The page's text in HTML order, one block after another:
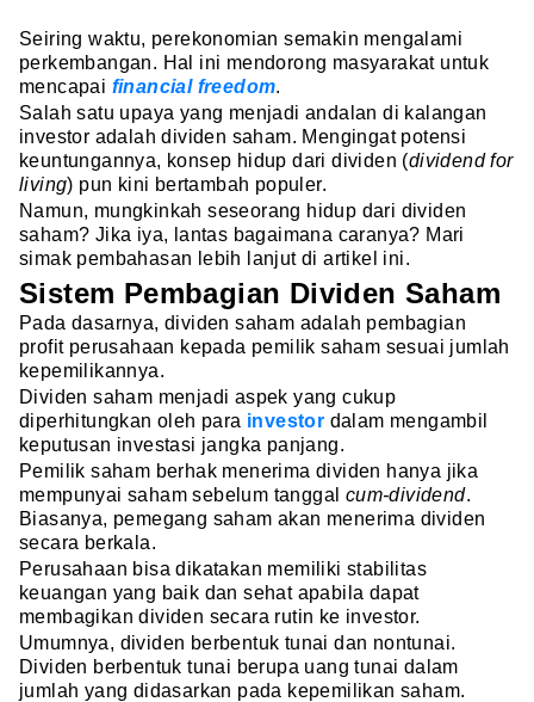
Seiring waktu, perekonomian semakin mengalami
perkembangan. Hal ini mendorong masyarakat untuk
mencapai financial freedom.
Salah satu upaya yang menjadi andalan di kalangan
investor adalah dividen saham. Mengingat potensi
keuntungannya, konsep hidup dari dividen (dividend for
living) pun kini bertambah populer.
Namun, mungkinkah seseorang hidup dari dividen
saham? Jika iya, lantas bagaimana caranya? Mari
simak pembahasan lebih lanjut di artikel ini.
Sistem Pembagian Dividen Saham
Pada dasarnya, dividen saham adalah pembagian
profit perusahaan kepada pemilik saham sesuai jumlah
kepemilikannya.
Dividen saham menjadi aspek yang cukup
diperhitungkan oleh para investor dalam mengambil
keputusan investasi jangka panjang.
Pemilik saham berhak menerima dividen hanya jika
mempunyai saham sebelum tanggal cum-dividend.
Biasanya, pemegang saham akan menerima dividen
secara berkala.
Perusahaan bisa dikatakan memiliki stabilitas
keuangan yang baik dan sehat apabila dapat
membagikan dividen secara rutin ke investor.
Umumnya, dividen berbentuk tunai dan nontunai.
Dividen berbentuk tunai berupa uang tunai dalam
jumlah yang didasarkan pada kepemilikan saham.